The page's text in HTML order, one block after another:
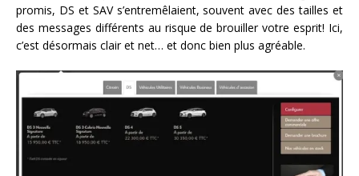
promis, DS et SAV s’entremêlaient, souvent avec des tailles et
des messages différents au risque de brouiller votre esprit! Ici,
c’est désormais clair et net… et donc bien plus agréable.